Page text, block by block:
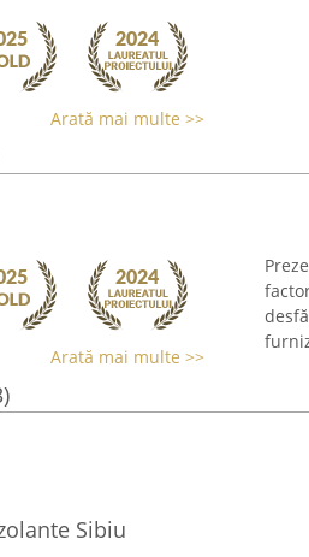
Arată mai multe >>
Arată mai multe >>
Sibiu